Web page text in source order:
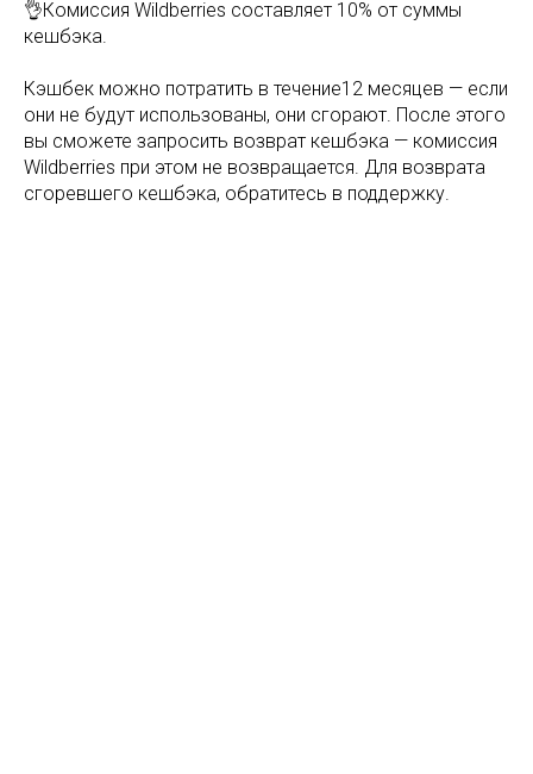
👌Комиссия Wildberries составляет 10% от суммы
кешбэка.
Кэшбек можно потратить в течение12 месяцев — если
они не будут использованы, они сгорают. После этого
вы сможете запросить возврат кешбэка — комиссия
Wildberries при этом не возвращается. Для возврата
сгоревшего кешбэка, обратитесь в поддержку.